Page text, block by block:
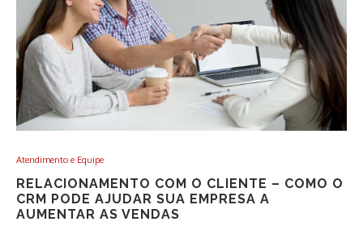
Atendimento e Equipe
RELACIONAMENTO COM O CLIENTE – COMO O
CRM PODE AJUDAR SUA EMPRESA A
AUMENTAR AS VENDAS